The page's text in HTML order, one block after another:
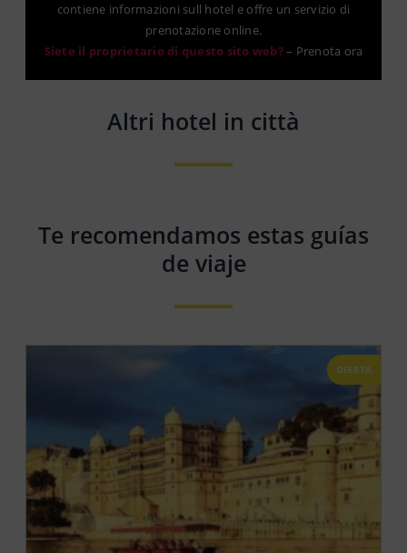
contiene informazioni sull hotel e offre un servizio di
prenotazione online.
Siete il proprietario di questo sito web?– Prenota ora
Altri hotel in città
Te recomendamos estas guías
de viaje
OFERTA